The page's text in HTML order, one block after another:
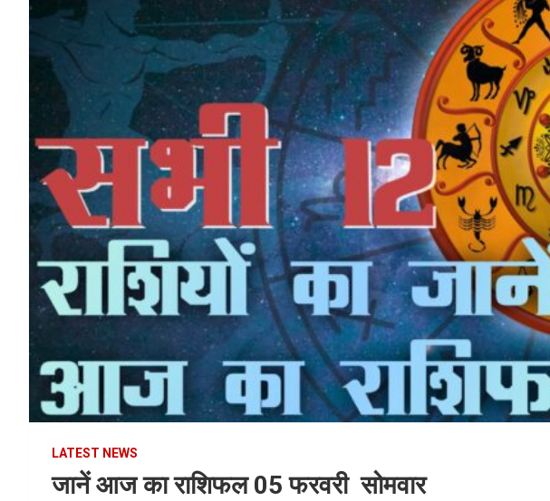
HP News.
LATEST NEWS
जानें आज का राशिफल 05 फरवरी सोमवार